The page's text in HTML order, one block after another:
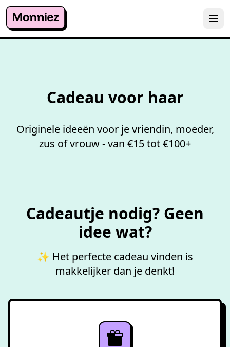
Cadeau voor haar
Originele ideeën voor je vriendin, moeder,
zus of vrouw - van €15 tot €100+
Cadeautje nodig? Geen
idee wat?
✨ Het perfecte cadeau vinden is
makkelijker dan je denkt!